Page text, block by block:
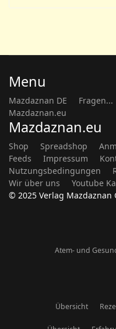
Menu
Mazdaznan DE Fragen...
Mazdaznan.eu
Mazdaznan.eu
Shop Spreadshop
Feeds
Impressum
Nutzungsbedingungen
Wir über uns
Youtube
© 2025 Verlag Mazdaznan
Atem- und
Übersicht